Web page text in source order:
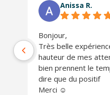
Anissa R.
Bonjour,
Très belle
hauteur de mes
bien prennent le
dire que du positif
Merci ☺️